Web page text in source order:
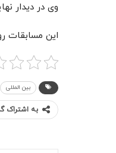
وی در دیدار
این مسابقات
بین المللی
به اشتراک